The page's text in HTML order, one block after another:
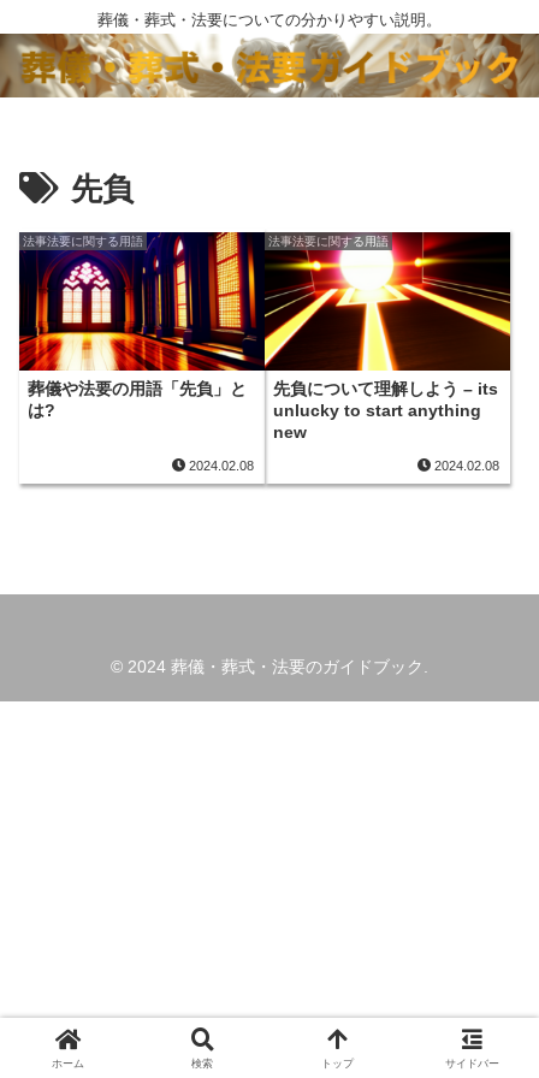
葬儀・葬式・法要についての分かりやすい説明。
先負
法事法要に関する用語
葬儀や法要の用語「先負」と
は?
2024.02.08
法事法要に関する用語
先負について理解しよう – its
unlucky to start anything
new
2024.02.08
© 2024 葬儀・葬式・法要のガイドブック.
ホーム 検索 トップ サイドバー